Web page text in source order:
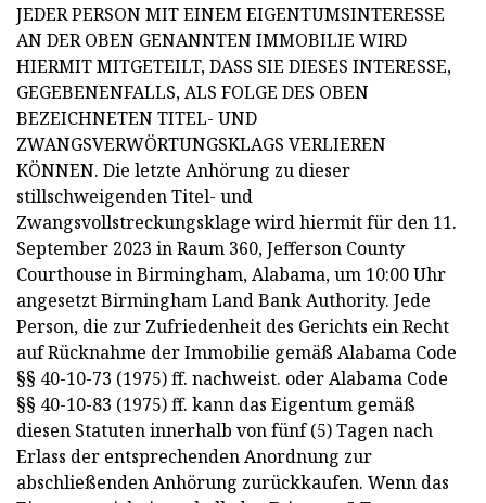
JEDER PERSON MIT EINEM EIGENTUMSINTERESSE
AN DER OBEN GENANNTEN IMMOBILIE WIRD
HIERMIT MITGETEILT, DASS SIE DIESES INTERESSE,
GEGEBENENFALLS, ALS FOLGE DES OBEN
BEZEICHNETEN TITEL- UND
ZWANGSVERWÖRTUNGSKLAGS VERLIEREN
KÖNNEN. Die letzte Anhörung zu dieser
stillschweigenden Titel- und
Zwangsvollstreckungsklage wird hiermit für den 11.
September 2023 in Raum 360, Jefferson County
Courthouse in Birmingham, Alabama, um 10:00 Uhr
angesetzt Birmingham Land Bank Authority. Jede
Person, die zur Zufriedenheit des Gerichts ein Recht
auf Rücknahme der Immobilie gemäß Alabama Code
§§ 40-10-73 (1975) ff. nachweist. oder Alabama Code
§§ 40-10-83 (1975) ff. kann das Eigentum gemäß
diesen Statuten innerhalb von fünf (5) Tagen nach
Erlass der entsprechenden Anordnung zur
abschließenden Anhörung zurückkaufen. Wenn das